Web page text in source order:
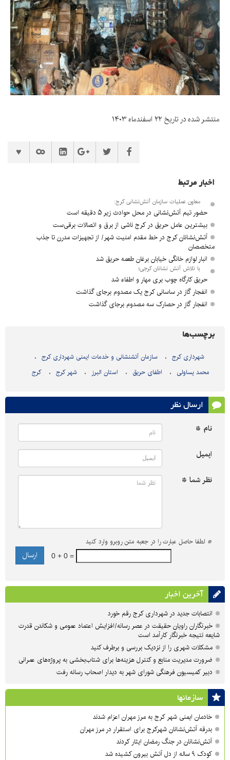
منتشر شده در تاریخ ۲۲ اسفندماه ۱۴۰۳
اخبار مرتبط
معاون عملیات سازمان آتش‌نشانی کرج:
حضور تیم آتش‌نشانی در محل حوادث زیر ۵ دقیقه است
بیشترین عامل حریق در کرج ناشی از برق و اتصالات برقی‌ست
آتش‌نشانان کرج در خط مقدم امنیت شهر/ از تجهیزات مدرن تا جذب
متخصصان
انبار لوازم خانگی خیابان برغان طعمه حریق شد
با تلاش آتش نشانان کرجی؛
حریق کارگاه چوب بری مهار و اطفاء شد
انفجار گاز در ساسانی کرج یک مصدوم برجای گذاشت
انفجار گاز در حصارک سه مصدوم برجای گذاشت
برچسب‌ها
شهرداری کرج
سازمان آتشنشانی و خدمات ایمنی شهرداری کرج
محمد یساولی
اطفای حریق استان البرز شهر کرج کرج
ارسال نظر
نام *
ایمیل
نظر شما *
* لطفا حاصل عبارت را در جعبه متن روبرو وارد کنید
0 + 0 =
آخرین اخبار
انتصابات جدید در شهرداری کرج رقم خورد
خبرنگاران راویان حقیقت در عصر رسانه/افزایش اعتماد عمومی و شکاندن قدرت
شایعه نتیجه خبرنگار کارآمد است
مشکلات شهری را از نزدیک بررسی و برطرف کنید
ضرورت مدیریت منابع و کنترل هزینه‌ها برای شتاب‌بخشی به پروژه‌های عمرانی
دبیر کمیسیون فرهنگی شورای شهر به دیدار اصحاب رسانه رفت
سازمان‎ها
خادمان ایمنی شهر کرج به مرز مهران اعزام شدند
بدرقه آتش‌نشانان شهرکرج برای استقرار در مرز مهران
آتش‌نشانان در جنگ رمضان ایثار کردند
کودک ۹ ساله از دل آتش بیرون کشیده شد